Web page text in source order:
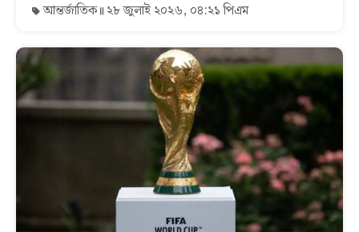
আন্তর্জাতিক ২৮ জুলাই ২০২৬, ০৪:২১ পিএম